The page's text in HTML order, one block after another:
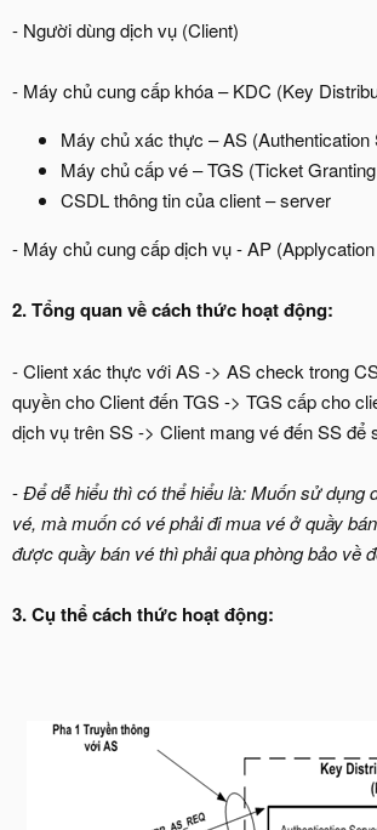
- Người dùng dịch vụ (Client)
- Máy chủ cung cấp khóa – KDC (Key
Máy chủ xác thực – AS (Authentication
Máy chủ cấp vé – TGS (Ticket
CSDL thông tin của client – server
- Máy chủ cung cấp dịch vụ - AP
2. Tổng quan về cách thức hoạt động:
- Client xác thực với AS -> AS check trong
quyền cho Client đến TGS -> TGS cấp cho
dịch vụ trên SS -> Client mang vé đến SS để
-Để dễ hiểu thì có thể hiểu là: Muốn sử dụng
vé, mà muốn có vé phải đi mua vé ở quầy
được quầy bán vé thì phải qua phòng bảo về
3. Cụ thể cách thức hoạt động: